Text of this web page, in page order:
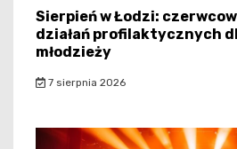
Sierpień w Łodzi:
działań profilaktycznych
młodzieży
7 sierpnia 2026